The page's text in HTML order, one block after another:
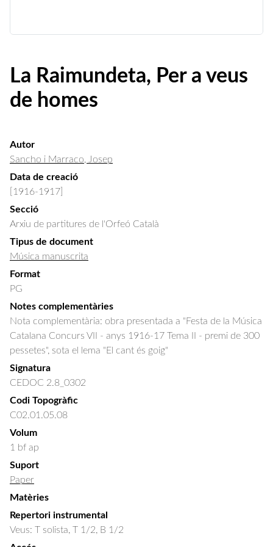
La Raimundeta, Per a veus
de homes
Autor
Sancho i Marraco, Josep
Data de creació
[1916-1917]
Secció
Arxiu de partitures de l'Orfeó Català
Tipus de document
Música manuscrita
Format
PG
Notes complementàries
Nota complementària: obra presentada a "Festa de la Música
Catalana Concurs VII - anys 1916-17 Tema II - premi de 300
pessetes", sota el lema "El cant és goig"
Signatura
CEDOC 2.8_0302
Codi Topogràfic
C02.01.05.08
Volum
1 bf ap
Suport
Paper
Matèries
Repertori instrumental
Veus: T solista, T 1/2, B 1/2